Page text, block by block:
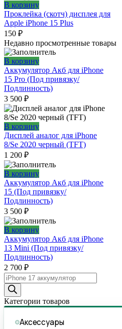
В корзину
Проклейка (скотч) дисплея для
Apple iPhone 15 Plus
150 ₽
Недавно просмотренные товары
В корзину
Аккумулятор Акб для iPhone
15 Pro (Под привязку/
Подлинность)
3 500 ₽
В корзину
Дисплей аналог для iPhone
8/Se 2020 черный (TFT)
1 200 ₽
В корзину
Аккумулятор Акб для iPhone
15 (Под привязку/
Подлинность)
3 500 ₽
В корзину
Аккумулятор Акб для iPhone
13 Mini (Под привязку/
Подлинность)
2 700 ₽
Поиск
товаров
Категории товаров
Аксессуары